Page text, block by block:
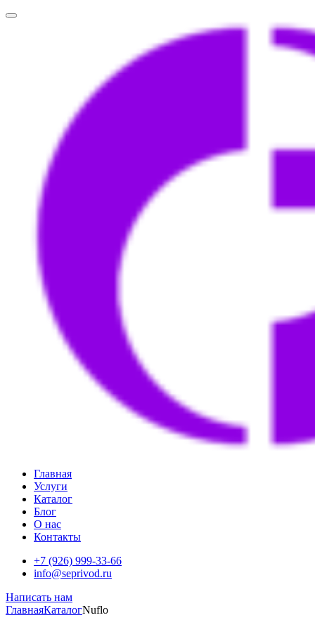
Главная
Услуги
Каталог
Блог
О нас
Контакты
+7 (926) 999-33-66
info@seprivod.ru
Написать нам
ГлавнаяКаталогNuflo